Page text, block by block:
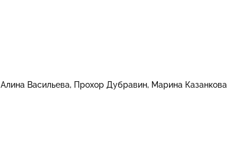
Алина Васильева Прохор Дубравин Марина Казанкова